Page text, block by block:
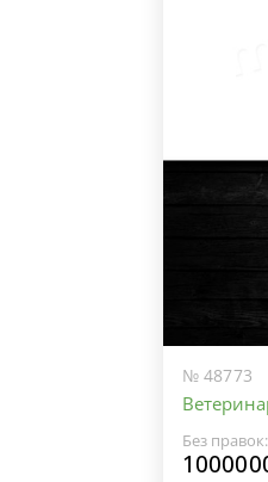
№ 48773
Без правок: